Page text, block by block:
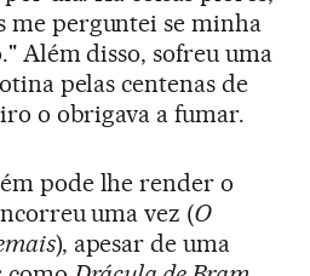
me perguntei se minha
Além disso, sofreu uma
pelas centenas de
o obrigava a fumar.
pode lhe render o
uma vez (O
), apesar de uma